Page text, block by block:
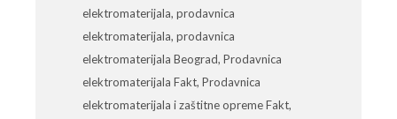
elektromaterijala, prodavnica
elektromaterijala, prodavnica
elektromaterijala Beograd, Prodavnica
elektromaterijala Fakt, Prodavnica
elektromaterijala i zaštitne opreme Fakt,